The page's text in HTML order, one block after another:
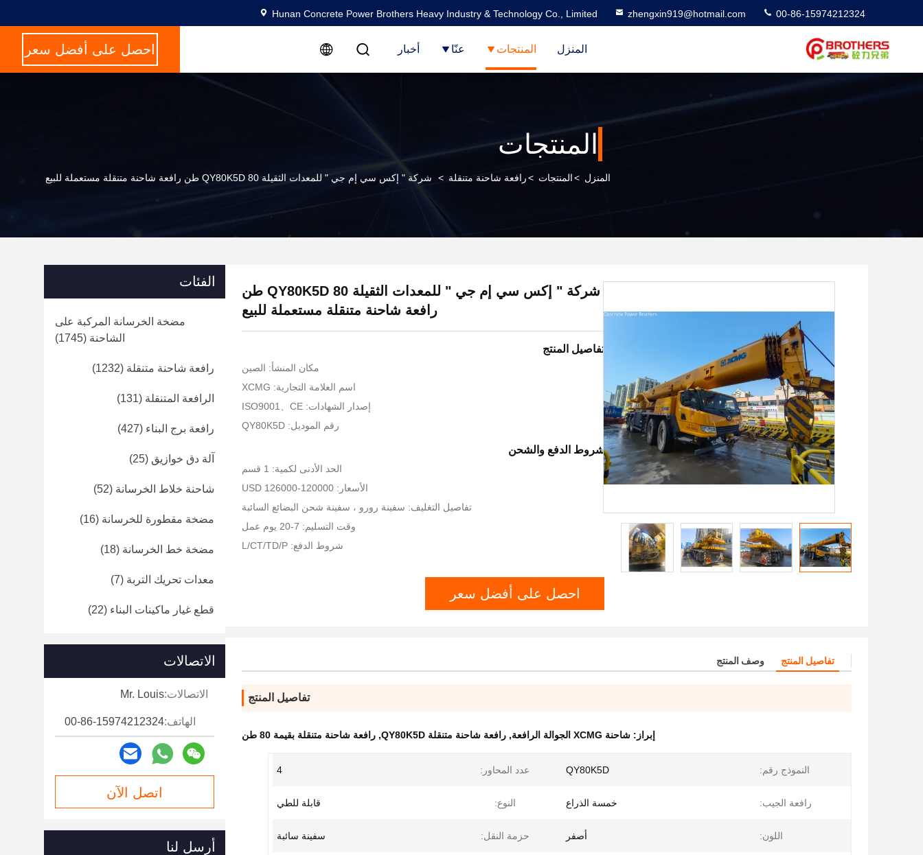
Hunan Concrete Power Brothers Heavy Industry & Technology Co., Limited zhengxin919@hotmail.com 00-86-15974212324
المنزل المنتجات عنّا أخبار احصل على أفضل سعر
المنتجات
المنزل >المنتجات >رافعة شاحنة متنقلة > شركة " إكس سي إم جي " للمعدات الثقيلة QY80K5D 80 طن رافعة شاحنة متنقلة مستعملة للبيع
شركة " إكس سي إم جي " للمعدات الثقيلة QY80K5D 80 طن
رافعة شاحنة متنقلة مستعملة للبيع
تفاصيل المنتج
مكان المنشأ: الصين
اسم العلامة التجارية: XCMG
إصدار الشهادات: ISO9001、CE
رقم الموديل: QY80K5D
شروط الدفع والشحن
الحد الأدنى لكمية: 1 قسم
الأسعار: 120000-126000 USD
تفاصيل التغليف: سفينة رورو ، سفينة شحن البضائع السائبة
وقت التسليم: 7-20 يوم عمل
شروط الدفع: L/CT/TD/P
احصل على أفضل سعر
تفاصيل المنتج وصف المنتج
تفاصيل المنتج
إبراز: شاحنة XCMG الجوالة الرافعة , رافعة شاحنة متنقلة QY80K5D , رافعة شاحنة متنقلة بقيمة 80 طن
النموذج رقم: QY80K5D عدد المحاور: 4
رافعة الجيب: خمسة الذراع النوع: قابلة للطي
اللون: أصفر حزمة النقل: سفينة سائبة
الفئات
مضخة الخرسانة المركبة على
الشاحنة (1745)
رافعة شاحنة متنقلة (1232)
الرافعة المتنقلة (131)
رافعة برج البناء (427)
آلة دق خوازيق (25)
شاحنة خلاط الخرسانة (52)
مضخة مقطورة للخرسانة (16)
مضخة خط الخرسانة (18)
معدات تحريك التربة (7)
قطع غيار ماكينات البناء (22)
الاتصالات
الاتصالات:Mr. Louis
الهاتف:00-86-15974212324
اتصل الآن
أرسل لنا